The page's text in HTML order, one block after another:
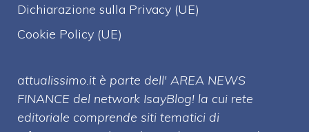
Dichiarazione sulla Privacy (UE)
Cookie Policy (UE)
attualissimo.it è parte dell' AREA NEWS
FINANCE del network IsayBlog! la cui rete
editoriale comprende siti tematici di